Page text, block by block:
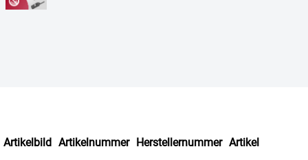
Artikelbild Artikelnummer Herstellernummer Artikel